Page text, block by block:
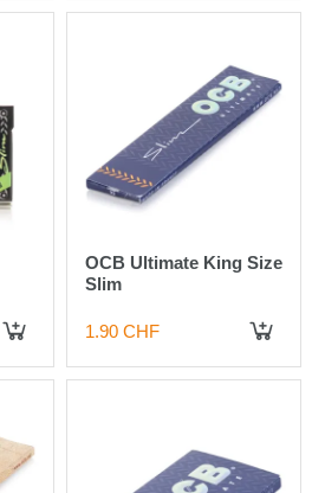
OCB Ultimate King Size
Slim
1.90 CHF